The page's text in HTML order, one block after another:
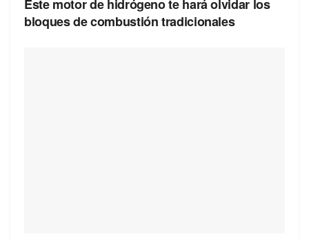
Este motor de hidrógeno te hará olvidar los
bloques de combustión tradicionales